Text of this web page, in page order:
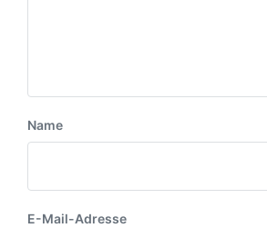
Name
E-Mail-Adresse